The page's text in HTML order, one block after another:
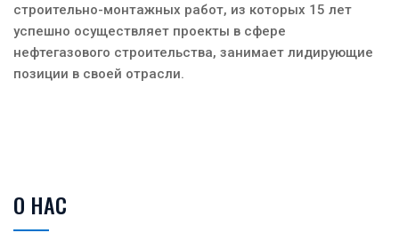
строительно-монтажных работ, из которых 15 лет
успешно осуществляет проекты в сфере
нефтегазового строительства, занимает лидирующие
позиции в своей отрасли.
О НАС